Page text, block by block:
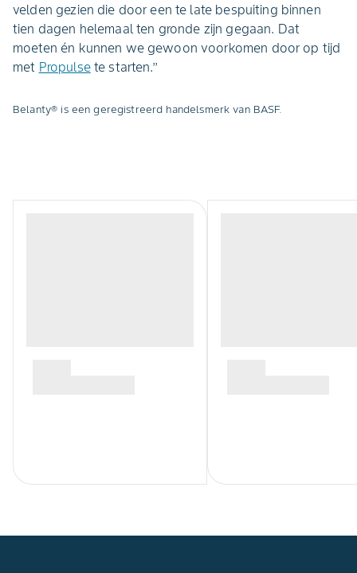
velden gezien die door een te late bespuiting binnen
tien dagen helemaal ten gronde zijn gegaan. Dat
moeten én kunnen we gewoon voorkomen door op tijd
met Propulsete starten.’’
Belanty® is een geregistreerd handelsmerk van BASF.